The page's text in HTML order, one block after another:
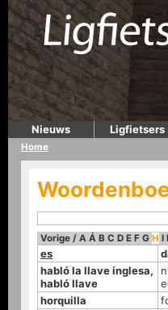
Nieuws Ligfietsers
Home
Vorige / A Á B C D E F G H I
es
habló la llave inglesa,
habló llave
horquilla